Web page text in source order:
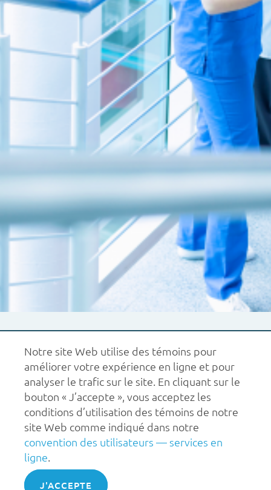
1.877.227.6742 aide@carms.ca
À propos de nous
Conditions d’utilisation
Politiques
© 2026 CaRMS. Tous droits réservés.
Notre site Web utilise des témoins pour
améliorer votre expérience en ligne et pour
analyser le trafic sur le site. En cliquant sur le
bouton « J’accepte », vous acceptez les
conditions d’utilisation des témoins de notre
site Web comme indiqué dans notre
convention des utilisateurs — services en
ligne.
ACCEPT